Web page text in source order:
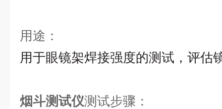
用途：
用于眼镜架焊接强度的测试，评估
烟斗测试仪测试步骤：